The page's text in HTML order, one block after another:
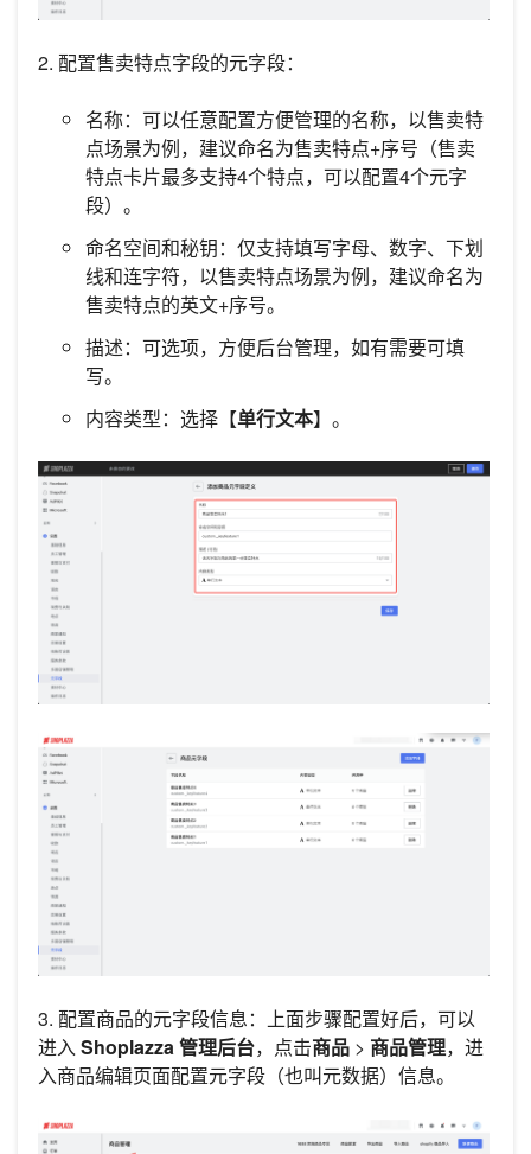
2. 配置售卖特点字段的元字段：
名称：可以任意配置方便管理的名称，以售卖特
点场景为例，建议命名为售卖特点+序号（售卖
特点卡片最多支持4个特点，可以配置4个元字
段）。
命名空间和秘钥：仅支持填写字母、数字、下划
线和连字符，以售卖特点场景为例，建议命名为
售卖特点的英文+序号。
描述：可选项，方便后台管理，如有需要可填
写。
内容类型：选择【单行文本】。
3. 配置商品的元字段信息：上面步骤配置好后，可以
进入Shoplazza 管理后台，点击商品 > 商品管理，进
入商品编辑页面配置元字段（也叫元数据）信息。